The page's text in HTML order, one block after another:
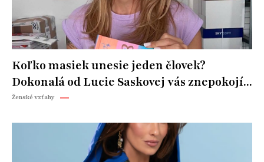
Koľko masiek unesie jeden človek?
Dokonalá od Lucie Saskovej vás znepokojí...
Ženské vzťahy